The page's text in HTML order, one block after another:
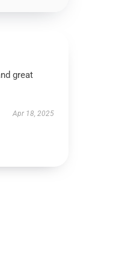
great
Apr 18, 2025